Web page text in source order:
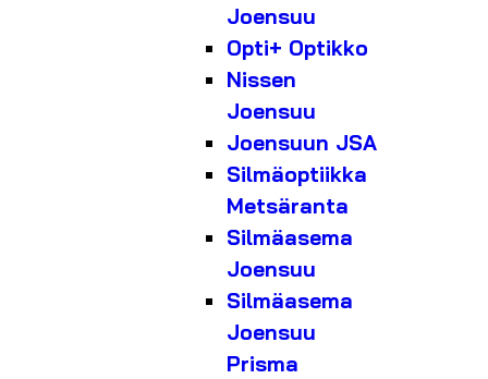
Joensuu
Opti+ Optikko
Nissen
Joensuu
Joensuun JSA
Silmäoptiikka
Metsäranta
Silmäasema
Joensuu
Silmäasema
Joensuu
Prisma